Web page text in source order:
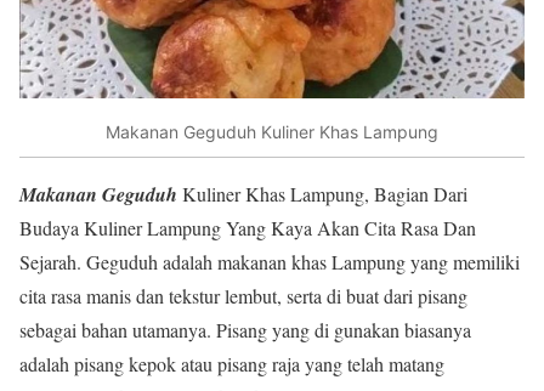
Makanan Geguduh Kuliner Khas Lampung
Makanan Geguduh Kuliner Khas Lampung, Bagian Dari
Budaya Kuliner Lampung Yang Kaya Akan Cita Rasa Dan
Sejarah. Geguduh adalah makanan khas Lampung yang memiliki
cita rasa manis dan tekstur lembut, serta di buat dari pisang
sebagai bahan utamanya. Pisang yang di gunakan biasanya
adalah pisang kepok atau pisang raja yang telah matang